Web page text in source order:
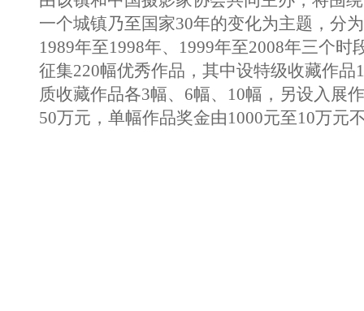
一个城镇乃至国家30年的变化为主题，分
1989年至1998年、1999年至2008年三个时
征集220幅优秀作品，其中设特级收藏作品
质收藏作品各3幅、6幅、10幅，另设入展
50万元，单幅作品奖金由1000元至10万元